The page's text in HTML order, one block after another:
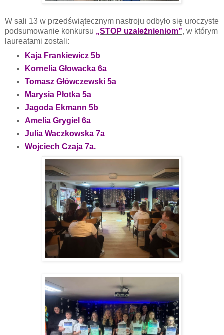
W sali 13 w przedświątecznym nastroju odbyło się uroczyste
podsumowanie konkursu „STOP uzależnieniom”, w którym
laureatami zostali:
Kaja Frankiewicz 5b
Kornelia Głowacka 6a
Tomasz Główczewski 5a
Marysia Płotka 5a
Jagoda Ekmann 5b
Amelia Grygiel 6a
Julia Waczkowska 7a
Wojciech Czaja 7a.